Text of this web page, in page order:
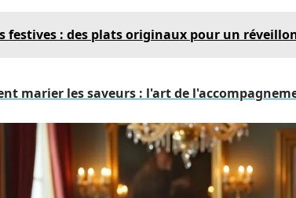
festives : des plats originaux pour un
marier les saveurs : l'art de